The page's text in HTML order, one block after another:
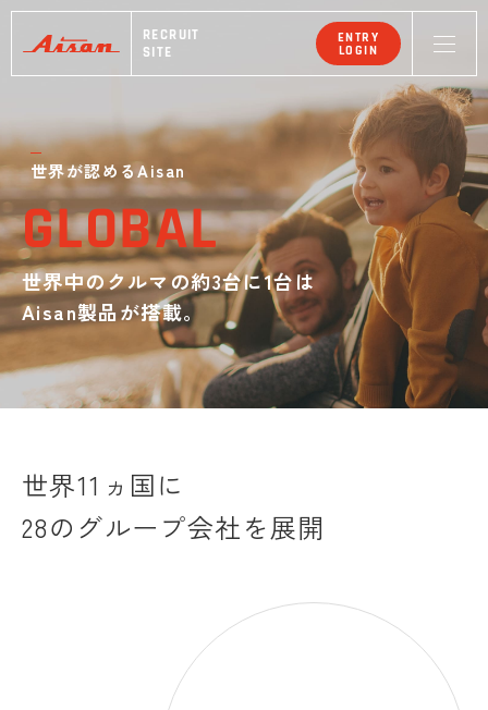
RECRUIT
SITE
ENTRY
LOGIN
世界が認めるAisan
GLOBAL
世界中のクルマの約3台に1台は
Aisan製品が搭載。
世界11ヵ国に
28のグループ会社を展開